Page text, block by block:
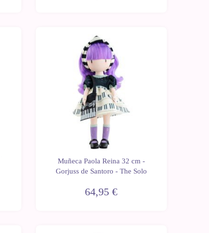
Muñeca Paola Reina 32 cm -
Gorjuss de Santoro - The Solo
64,95 €